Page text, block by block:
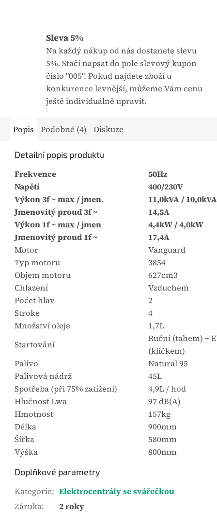
Sleva 5%
Na každý nákup od nás dostanete slevu
5%. Stačí napsat do pole slevový kupon
číslo "005". Pokud najdete zboží u
konkurence levnější, můžeme Vám cenu
ještě individuálně upravit.
Popis Podobné (4) Diskuze
Detailní popis produktu
Frekvence
50Hz
Napětí
400/230V
Výkon 3f ~ max / jmen.
11,0kVA /
Jmenovitý proud 3f ~
14,5A
Výkon 1f ~ max / jmen
4,4kW / 4,0kW
Jmenovitý proud 1f ~
17,4A
Motor
Vanguard
Typ motoru
3854
Objem motoru
627cm3
Chlazení
Vzduchem
Počet hlav
2
Stroke
4
Množství oleje
1,7L
Startování
Ruční (tahem) +
(klíčkem)
Palivo
Natural 95
Palivová nádrž
45L
Spotřeba (při 75% zatížení)
4,9L / hod
Hlučnost Lwa
97 dB(A)
Hmotnost
157kg
Délka
900mm
Šířka
580mm
Výška
800mm
Doplňkové parametry
Kategorie: Elektrocentrály se svářečkou
Záruka: 2 roky